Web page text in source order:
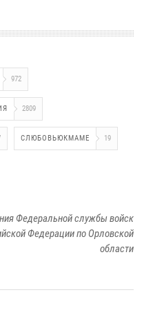
972
2809
СЛЮБОВЬЮКМАМЕ 19
Федеральной службы войск
Федерации по Орловской
области